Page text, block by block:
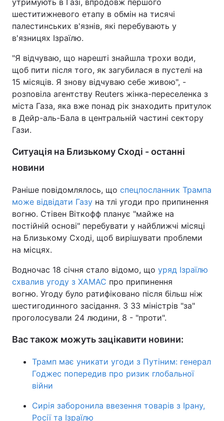
утримують в Газі, впродовж першого
шеститижневого етапу в обмін на тисячі
палестинських в'язнів, які перебувають у
в'язницях Ізраїлю.
"Я відчуваю, що нарешті знайшла трохи води,
щоб пити після того, як загубилася в пустелі на
15 місяців. Я знову відчуваю себе живою", -
розповіла агентству Reuters жінка-переселенка з
міста Газа, яка вже понад рік знаходить притулок
в Дейр-аль-Бала в центральній частині сектору
Гази.
Ситуація на Близькому Сході - останні
новини
Раніше повідомлялось, що спецпосланник Трампа
може відвідати Газу на тлі угоди про припинення
вогню. Стівен Віткофф планує "майже на
постійній основі" перебувати у найближчі місяці
на Близькому Сході, щоб вирішувати проблеми
на місцях.
Водночас 18 січня стало відомо, що уряд Ізраїлю
схвалив угоду з ХАМАС про припинення
вогню. Угоду було ратифіковано після більш ніж
шестигодинного засідання. З 33 міністрів "за"
проголосували 24 людини, 8 - "проти".
Вас також можуть зацікавити новини:
Трамп має уникати угоди з Путіним: генерал
Годжес попередив про ризик глобальної
війни
Сирія заборонила ввезення товарів з Ірану,
Росії та Ізраїлю